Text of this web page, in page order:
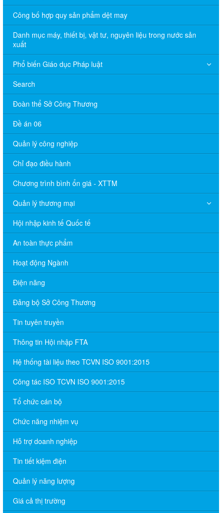
Công bố hợp quy sản phẩm dệt may
Danh mục máy, thiết bị, vật tư, nguyên liệu trong nước sản
xuất
Phổ biến Giáo dục Pháp luật
Search
Đoàn thể Sở Công Thương
Đề án 06
Quản lý công nghiệp
Chỉ đạo điều hành
Chương trình bình ổn giá - XTTM
Quản lý thương mại
Hội nhập kinh tế Quốc tế
An toàn thực phẩm
Hoạt động Ngành
Điện năng
Đảng bộ Sở Công Thương
Tin tuyên truyền
Thông tin Hội nhập FTA
Hệ thống tài liệu theo TCVN ISO 9001:2015
Công tác ISO TCVN ISO 9001:2015
Tổ chức cán bộ
Chức năng nhiệm vụ
Hỗ trợ doanh nghiệp
Tin tiết kiệm điện
Quản lý năng lượng
Giá cả thị trường